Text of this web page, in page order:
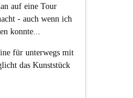
auf eine Tour
- auch wenn ich
konnte...
für unterwegs mit
das Kunststück